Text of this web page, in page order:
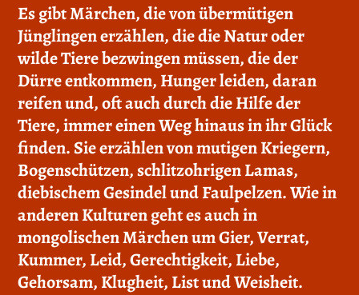
Es gibt Märchen, die von übermütigen
Jünglingen erzählen, die die Natur oder
wilde Tiere bezwingen müssen, die der
Dürre entkommen, Hunger leiden, daran
reifen und, oft auch durch die Hilfe der
Tiere, immer einen Weg hinaus in ihr Glück
finden. Sie erzählen von mutigen Kriegern,
Bogenschützen, schlitzohrigen Lamas,
diebischem Gesindel und Faulpelzen. Wie in
anderen Kulturen geht es auch in
mongolischen Märchen um Gier, Verrat,
Kummer, Leid, Gerechtigkeit, Liebe,
Gehorsam, Klugheit, List und Weisheit.